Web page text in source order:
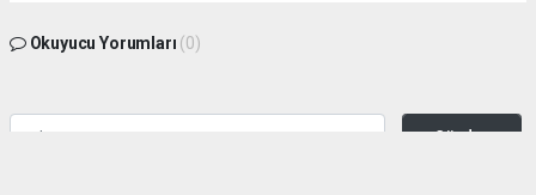
Okuyucu Yorumları (0)
Gönder